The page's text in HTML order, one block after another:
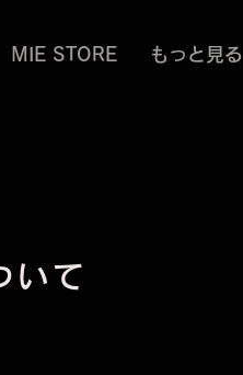
MIE STORE もっと見る
いて